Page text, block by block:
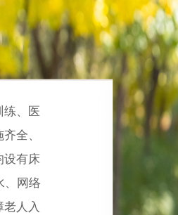
、医
全、
设有床
、网络
人入